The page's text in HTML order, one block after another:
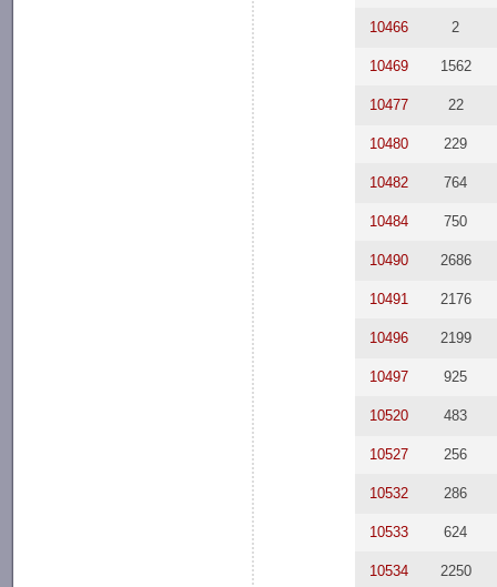
10466 2
10469 1562
10477 22
10480 229
10482 764
10484 750
10490 2686
10491 2176
10496 2199
10497 925
10520 483
10527 256
10532 286
10533 624
10534 2250